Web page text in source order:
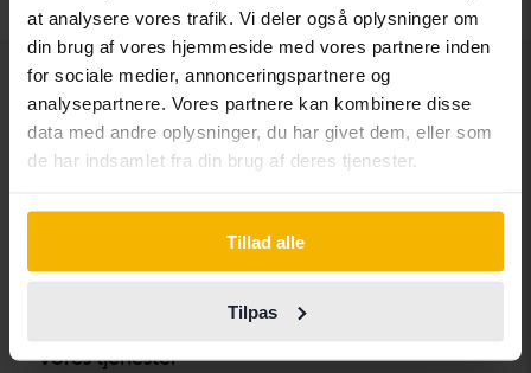
at analysere vores trafik. Vi deler også oplysninger om
din brug af vores hjemmeside med vores partnere inden
for sociale medier, annonceringspartnere og
analysepartnere. Vores partnere kan kombinere disse
data med andre oplysninger, du har givet dem, eller som
de har indsamlet fra din brug af deres tjenester.
Tillad alle
Tilpas
Andre tjenester
Køb bil
Sælg bil
Ofte stillede spørgsmål
Vores tjenester